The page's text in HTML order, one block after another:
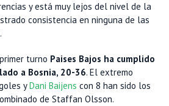
y está muy lejos del nivel de la
consistencia en ninguna de las
turno Paises Bajos ha cumplido
a Bosnia, 20-36. El extremo
yDani Baijens con 8 han sido los
de Staffan Olsson.